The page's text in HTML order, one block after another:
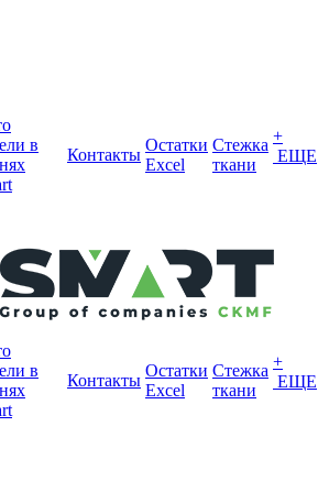
в
Контакты
Остатки
Excel
Стежка
ткани
+
ЕЩЕ
в
Контакты
Остатки
Excel
Стежка
ткани
+
ЕЩЕ